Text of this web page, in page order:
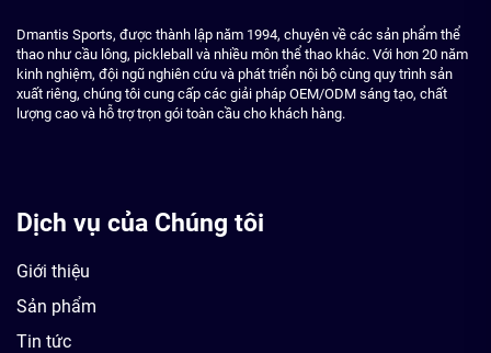
Dmantis Sports, được thành lập năm 1994, chuyên về các sản phẩm thể
thao như cầu lông, pickleball và nhiều môn thể thao khác. Với hơn 20 năm
kinh nghiệm, đội ngũ nghiên cứu và phát triển nội bộ cùng quy trình sản
xuất riêng, chúng tôi cung cấp các giải pháp OEM/ODM sáng tạo, chất
lượng cao và hỗ trợ trọn gói toàn cầu cho khách hàng.
Dịch vụ của Chúng tôi
Giới thiệu
Sản phẩm
Tin tức